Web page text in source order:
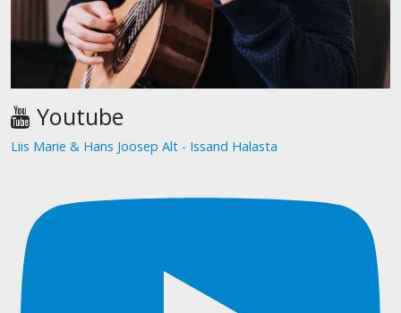
Youtube
Liis Marie & Hans Joosep Alt - Issand Halasta